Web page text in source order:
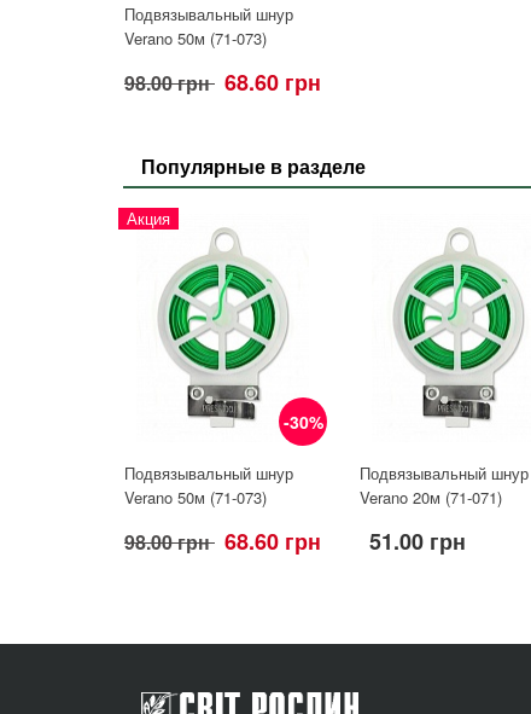
Подвязывальный шнур
Verano 50м (71-073)
98.00 грн 68.60 грн
Популярные в разделе
-30%
Акция
Подвязывальный шнур
Verano 50м (71-073)
98.00 грн 68.60 грн
Подвязывальный шнур
Verano 20м (71-071)
51.00 грн